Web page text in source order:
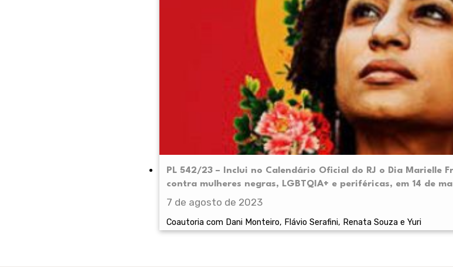
PL 542/23 – Inclui no Calendário Oficial do RJ o Dia Marielle
contra mulheres negras, LGBTQIA+ e periféricas, em 14 de
7 de agosto de 2023
Coautoria com Dani Monteiro, Flávio Serafini, Renata Souza e Yuri